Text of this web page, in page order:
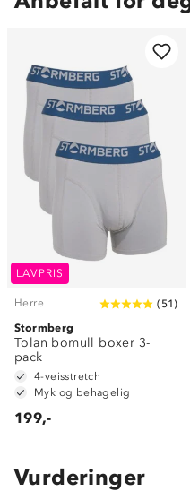
LAVPRIS
Herre (51 )
Stormberg
Tolan bomull boxer 3-
pack
4-veisstretch
Myk og behagelig
199,-
Vurderinger